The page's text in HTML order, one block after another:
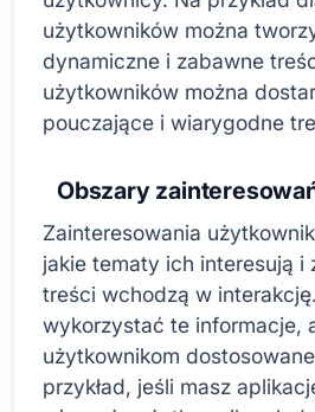
użytkowników można
dynamiczne i zabawne
użytkowników można
pouczające i wiarygodne
Obszary
Zainteresowania
jakie tematy ich interesują i
treści wchodzą w
wykorzystać te informacje,
użytkownikom
przykład, jeśli masz